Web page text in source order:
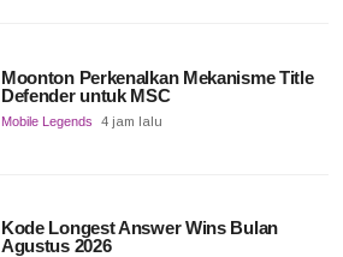
Moonton Perkenalkan Mekanisme Title
Defender untuk MSC
Mobile Legends 4 jam lalu
Kode Longest Answer Wins Bulan
Agustus 2026